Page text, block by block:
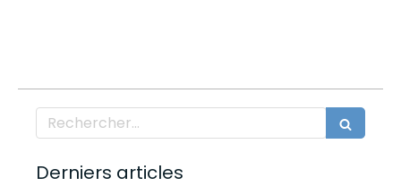
Rechercher
Derniers articles